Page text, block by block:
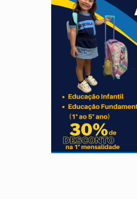
PARECE
GIGANTE
VARCENA:
BARGANHA: